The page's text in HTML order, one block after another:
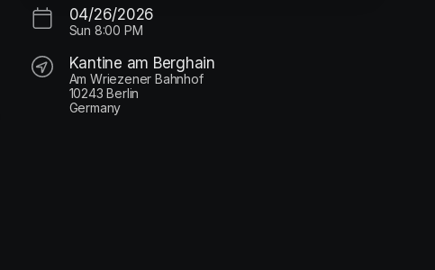
04/26/2026
Sun 8:00 PM
Kantine am Berghain
Am Wriezener Bahnhof
10243 Berlin
Germany